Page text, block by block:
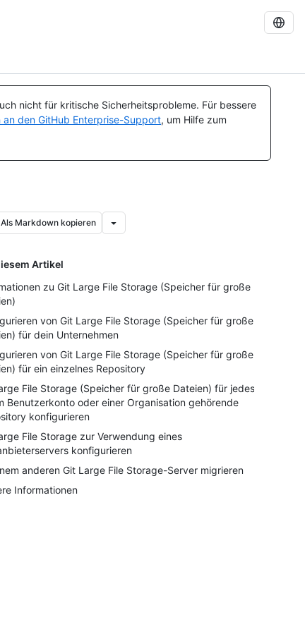
nicht für kritische Sicherheitsprobleme. Für bessere
an den GitHub Enterprise-Support, um Hilfe zum
Als Markdown kopieren
Artikel
zu Git Large File Storage (Speicher für große
von Git Large File Storage (Speicher für große
für dein Unternehmen
von Git Large File Storage (Speicher für große
für ein einzelnes Repository
File Storage (Speicher für große Dateien) für jedes
Benutzerkonto oder einer Organisation gehörende
konfigurieren
File Storage zur Verwendung eines
konfigurieren
anderen Git Large File Storage-Server migrieren
Informationen